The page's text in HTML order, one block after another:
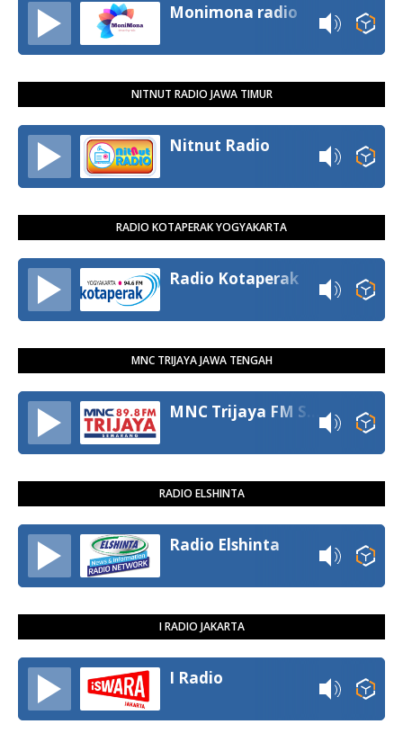
Monimona radio
NITNUT RADIO JAWA TIMUR
Nitnut Radio
RADIO KOTAPERAK YOGYAKARTA
Radio Kotaperak
MNC TRIJAYA JAWA TENGAH
RADIO ELSHINTA
Radio Elshinta
I RADIO JAKARTA
I Radio